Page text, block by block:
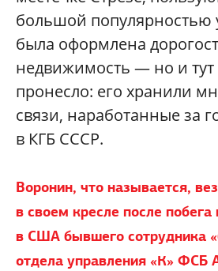
большой популярностью
была оформлена
недвижимость — но и
пронесло: его хранили
связи, наработанные за
в КГБ СССР.
Воронин, что называется,
в своем кресле после
в США бывшего сотрудника
отдела управления «К» ФСБ